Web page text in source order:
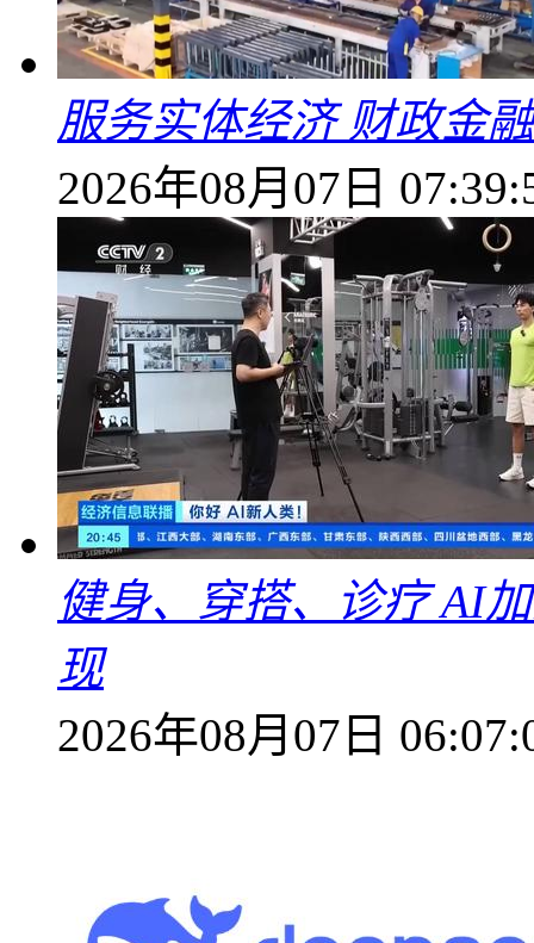
服务实体经济 财政金
2026年08月07日
健身、穿搭、诊疗 AI
现
2026年08月07日